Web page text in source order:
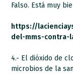
Falso. Está muy
https://
del-mms-contra-
4.- El dióxido de
microbios de la